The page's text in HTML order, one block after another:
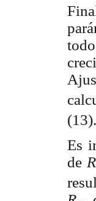
(13).
Es
de R